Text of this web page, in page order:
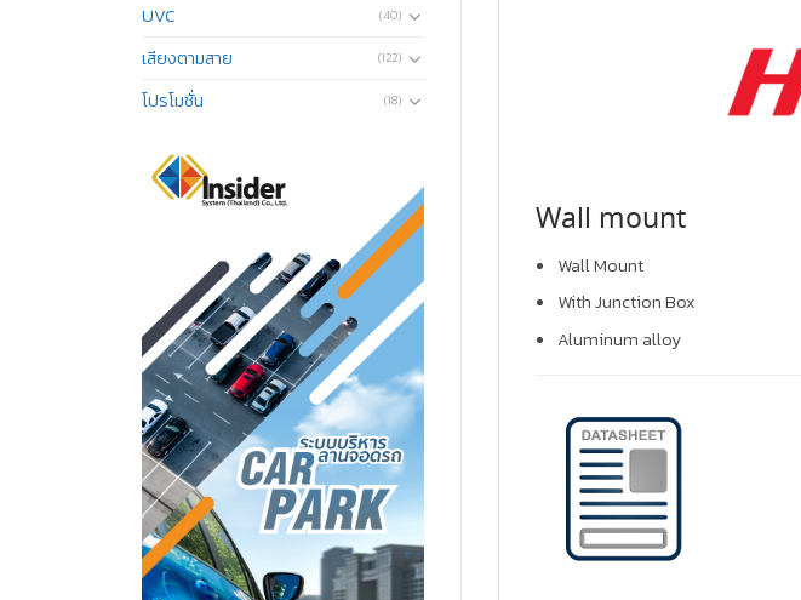
UVC (40)
เสียงตามสาย (122)
โปรโมชั่น (18)
Wall mount
Wall Mount
With Junction Box
Aluminum alloy